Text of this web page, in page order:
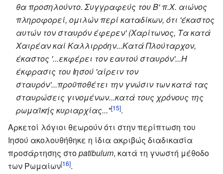
θα προσηλούντο. Συγγραφεύς του Β' π.Χ. αιώνος
πληροφορεί, ομιλών περί καταδίκων, ότι 'έκαστος
αυτών τον σταυρόν έφερεν' (Χαρίτωνος, Τα κατά
Χαιρέαν καί Καλλιρρόην...Κατά Πλούταρχον,
έκαστος '...εκφέρει τον εαυτού σταυρόν'...Η
έκφρασις του Ιησού 'αίρειν τον
σταυρόν'...προϋποθέτει την γνώσιν των κατά τας
σταυρώσεις γινομένων...κατά τους χρόνους της
ρωμαϊκής κυριαρχίας..."[15].
Αρκετοί λόγιοι θεωρούν ότι στην περίπτωση του
Ιησού ακολουθήθηκε η ίδια ακριβώς διαδικασία
προσάρτησης στοpatibulum, κατά τη γνωστή μέθοδο
των Ρωμαίων[16].